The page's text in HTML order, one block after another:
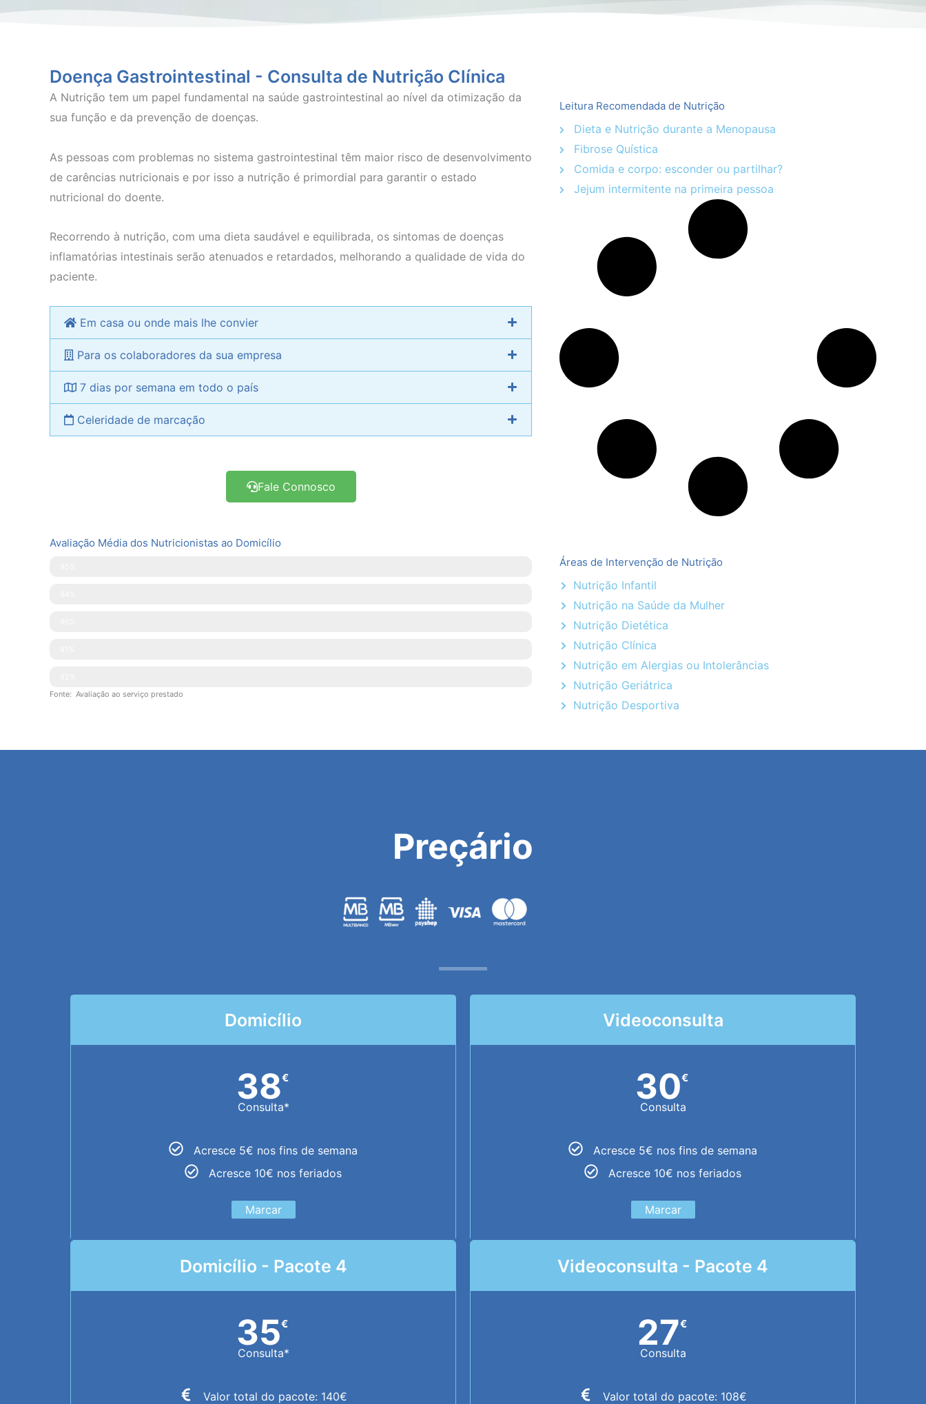
Doença Gastrointestinal - Consulta de Nutrição Clínica
A Nutrição tem um papel fundamental na saúde gastrointestinal ao nível da otimização da
sua função e da prevenção de doenças.
As pessoas com problemas no sistema gastrointestinal têm maior risco de desenvolvimento
de carências nutricionais e por isso a nutrição é primordial para garantir o estado
nutricional do doente.
Recorrendo à nutrição, com uma dieta saudável e equilibrada, os sintomas de doenças
inflamatórias intestinais serão atenuados e retardados, melhorando a qualidade de vida do
paciente.
Em casa ou onde mais lhe convier
Para os colaboradores da sua empresa
7 dias por semana em todo o país
Celeridade de marcação
Fale Connosco
Avaliação Média dos Nutricionistas ao Domicílio
Fonte: Avaliação ao serviço prestado
Leitura Recomendada de Nutrição
Dieta e Nutrição durante a Menopausa
Fibrose Quística
Comida e corpo: esconder ou partilhar?
Jejum intermitente na primeira pessoa
Áreas de Intervenção de Nutrição
Nutrição Infantil
Nutrição na Saúde da Mulher
Nutrição Dietética
Nutrição Clínica
Nutrição em Alergias ou Intolerâncias
Nutrição Geriátrica
Nutrição Desportiva
Preçário
Domicílio
38€
Consulta*
Acresce 5€ nos fins de semana
Acresce 10€ nos feriados
Marcar
Domicílio - Pacote 4
35€
Consulta*
Valor total do pacote: 140€
Videoconsulta
30€
Consulta
Acresce 5€ nos fins de semana
Acresce 10€ nos feriados
Marcar
Videoconsulta - Pacote 4
27€
Consulta
Valor total do pacote: 108€